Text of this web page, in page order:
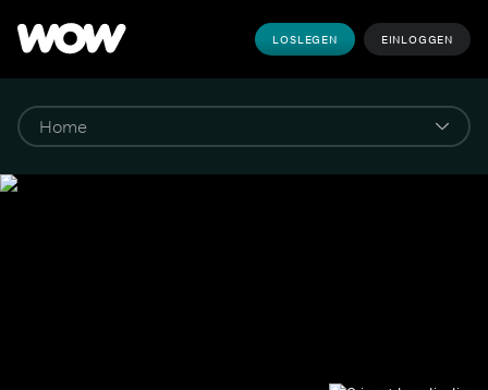
LOSLEGEN EINLOGGEN